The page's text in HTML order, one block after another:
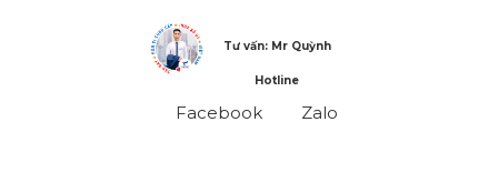
Tư vấn: Mr Quỳnh
Hotline
Facebook Zalo